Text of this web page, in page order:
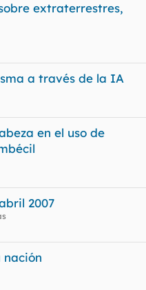
extraterrestres,
a través de la IA
en el uso de
2007
nación